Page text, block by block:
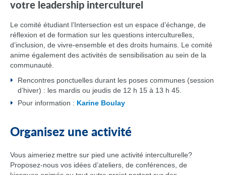
votre leadership interculturel
Le comité étudiant l’Intersection est un espace d’échange, de
réflexion et de formation sur les questions interculturelles,
d’inclusion, de vivre-ensemble et des droits humains. Le comité
anime également des activités de sensibilisation au sein de la
communauté.
Rencontres ponctuelles durant les poses communes (session
d’hiver) : les mardis ou jeudis de 12 h 15 à 13 h 45.
Pour information : Karine Boulay
Organisez une activité
Vous aimeriez mettre sur pied une activité interculturelle?
Proposez-nous vos idées d’ateliers, de conférences, de